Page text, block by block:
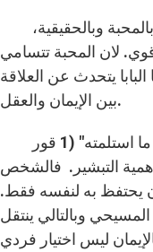
قوي. لان المحبة تتسامي
يتحدث عن العلاقة
بين الإيمان والعقل.
"انقل إليكم ما استلمته" (1 قور
التبشير. فالشخص
يحتفظ به لنفسه فقط.
وبالتالي ينتقل
ليس اختيار فردي